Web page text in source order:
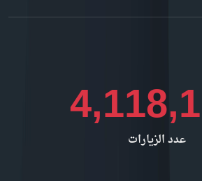
عدد الزيارات